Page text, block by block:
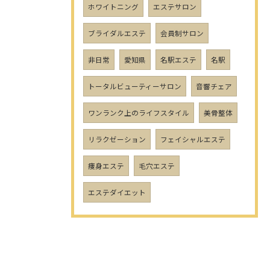
ホワイトニング エステサロン
ブライダルエステ 会員制サロン
非日常 愛知県 名駅エステ 名駅
トータルビューティーサロン 音響チェア
ワンランク上のライフスタイル 美骨整体
リラクゼーション フェイシャルエステ
痩身エステ 毛穴エステ
エステダイエット